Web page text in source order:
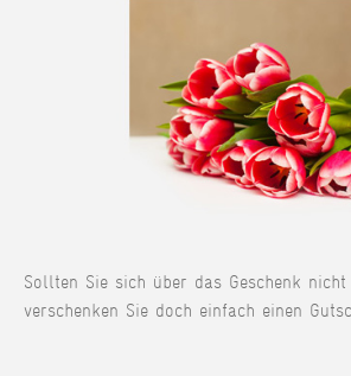
Sollten Sie sich über das Geschenk
verschenken Sie doch einfach einen